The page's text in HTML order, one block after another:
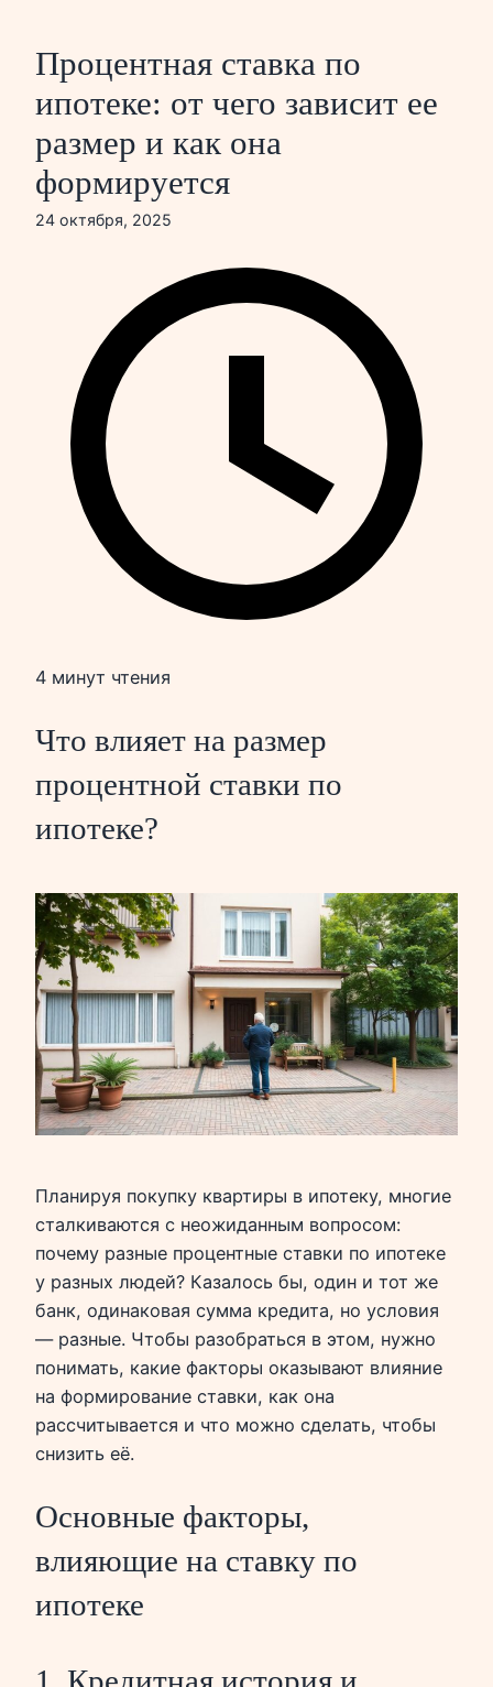
Процентная ставка по
ипотеке: от чего зависит ее
размер и как она
формируется
24 октября, 2025
4 минут чтения
Что влияет на размер
процентной ставки по
ипотеке?
Планируя покупку квартиры в ипотеку, многие
сталкиваются с неожиданным вопросом:
почему разные процентные ставки по ипотеке
у разных людей? Казалось бы, один и тот же
банк, одинаковая сумма кредита, но условия
— разные. Чтобы разобраться в этом, нужно
понимать, какие факторы оказывают влияние
на формирование ставки, как она
рассчитывается и что можно сделать, чтобы
снизить её.
Основные факторы,
влияющие на ставку по
ипотеке